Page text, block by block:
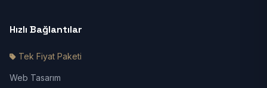
Hızlı Bağlantılar
Tek Fiyat Paketi
Web Tasarım